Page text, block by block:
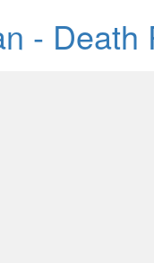
- Death